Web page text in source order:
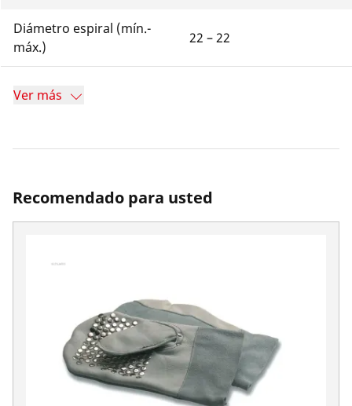
Diámetro espiral (mín.-
máx.)
22 – 22
Ver más
Recomendado para usted